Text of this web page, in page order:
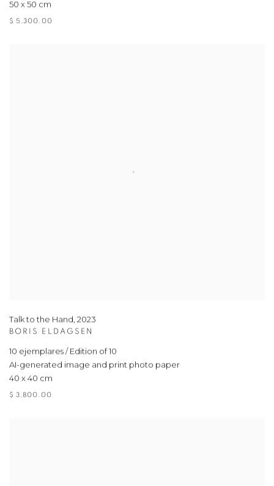
50 x 50 cm
$ 5,300.00
Talk to the Hand, 2023
BORIS ELDAGSEN
10 ejemplares / Edition of 10
AI-generated image and print photo paper
40 x 40 cm
$ 3,800.00